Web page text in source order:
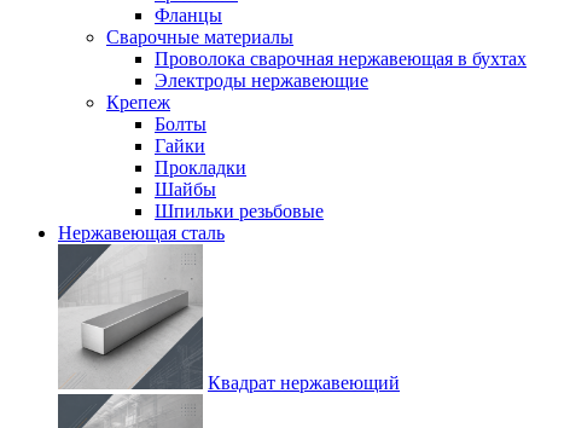
Фланцы
Сварочные материалы
Проволока сварочная нержавеющая в бухтах
Электроды нержавеющие
Крепеж
Болты
Гайки
Прокладки
Шайбы
Шпильки резьбовые
Нержавеющая сталь
Квадрат нержавеющий